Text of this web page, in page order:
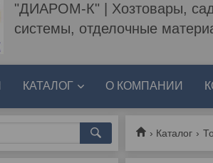
"ДИАРОМ-К" | Хозтовары,
системы, отделочные
КАТАЛОГ О КОМПАНИИ
Каталог